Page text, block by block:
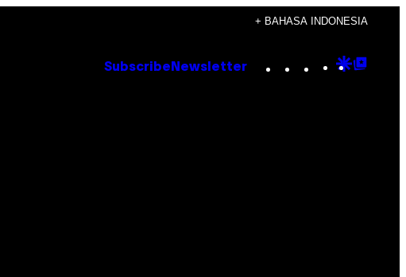
+ BAHASA INDONESIA
Subscribe Newsletter Instagram
TikTok
YouTube
Google